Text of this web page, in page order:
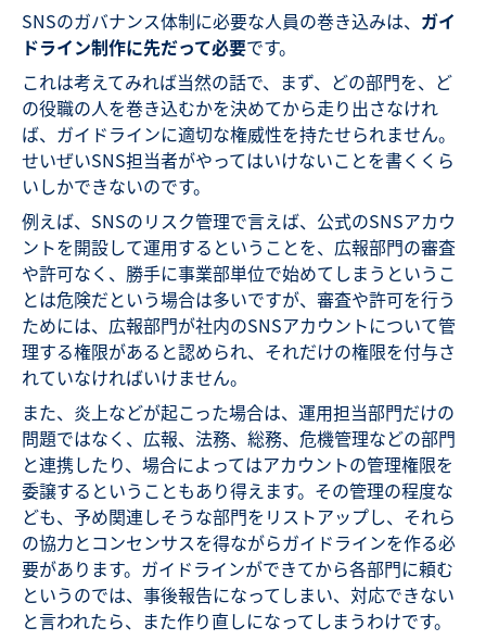
SNSのガバナンス体制に必要な人員の巻き込みは、 ガイ
ドライン制作に先だって必要です。
これは考えてみれば当然の話で、まず、どの部門を、ど
の役職の人を巻き込むかを決めてから走り出さなけれ
ば、ガイドラインに適切な権威性を持たせられません。
せいぜいSNS担当者がやってはいけないことを書くくら
いしかできないのです。
例えば、SNSのリスク管理で言えば、公式のSNSアカウ
ントを開設して運用するということを、広報部門の審査
や許可なく、勝手に事業部単位で始めてしまうというこ
とは危険だという場合は多いですが、審査や許可を行う
ためには、広報部門が社内のSNSアカウントについて管
理する権限があると認められ、それだけの権限を付与さ
れていなければいけません。
また、炎上などが起こった場合は、運用担当部門だけの
問題ではなく、広報、法務、総務、危機管理などの部門
と連携したり、場合によってはアカウントの管理権限を
委譲するということもあり得えます。その管理の程度な
ども、予め関連しそうな部門をリストアップし、それら
の協力とコンセンサスを得ながらガイドラインを作る必
要があります。ガイドラインができてから各部門に頼む
というのでは、事後報告になってしまい、対応できない
と言われたら、また作り直しになってしまうわけです。